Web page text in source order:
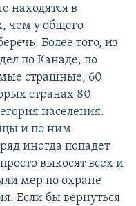
находятся в
чем у общего
Более того, из
по Канаде, по
страшные, 60
странах 80
населения.
и по ним
иногда попадет
выкосят всех и
мер по охране
Если бы вернуться